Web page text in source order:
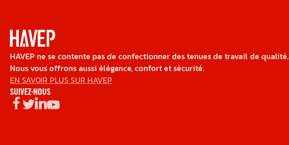
HAVEP ne se contente pas de confectionner des tenues de travail de qualité.
Nous vous offrons aussi élégance, confort et sécurité.
EN SAVOIR PLUS SUR HAVEP
SUIVEZ-NOUS